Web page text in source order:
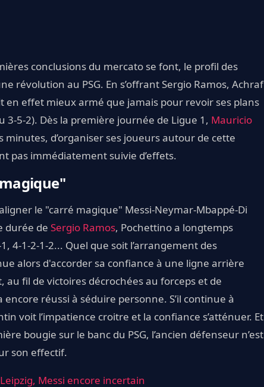
conclusions du mercato se font, le profil des
révolution au PSG. En s’offrant Sergio Ramos, Achraf
en effet mieux armé que jamais pour revoir ses plans
3-5-2). Dès la première journée de Ligue 1, Mauricio
d’organiser ses joueurs autour de cette
pas immédiatement suivie d’effets.
le "carré magique" Messi-Neymar-Mbappé-Di
durée de Sergio Ramos, Pochettino a longtemps
4-1-2-1-2... Quel que soit l’arrangement des
alors d'accorder sa confiance à une ligne arrière
fil de victoires décrochées au forceps et de
encore réussi à séduire personne. S’il continue à
voit l’impatience croitre et la confiance s’atténuer. Et
bougie sur le banc du PSG, l’ancien défenseur n’est
son effectif.
Messi encore incertain